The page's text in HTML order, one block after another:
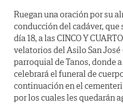
Ruegan una oración por su
conducción del cadáver, que
día 18, a las CINCO Y
velatorios del Asilo San José
parroquial de Tanos, donde a
celebrará el funeral de
continuación en el
por los cuales les quedarán